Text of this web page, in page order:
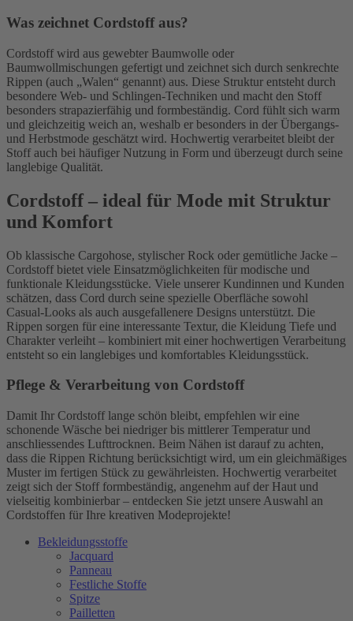
Was zeichnet Cordstoff aus?
Cordstoff wird aus gewebter Baumwolle oder
Baumwollmischungen gefertigt und zeichnet sich durch senkrechte
Rippen (auch „Walen“ genannt) aus. Diese Struktur entsteht durch
besondere Web- und Schlingen-Techniken und macht den Stoff
besonders strapazierfähig und formbeständig. Cord fühlt sich warm
und gleichzeitig weich an, weshalb er besonders in der Übergangs-
und Herbstmode geschätzt wird. Hochwertig verarbeitet bleibt der
Stoff auch bei häufiger Nutzung in Form und überzeugt durch seine
langlebige Qualität.
Cordstoff – ideal für Mode mit Struktur
und Komfort
Ob klassische Cargohose, stylischer Rock oder gemütliche Jacke –
Cordstoff bietet viele Einsatzmöglichkeiten für modische und
funktionale Kleidungsstücke. Viele unserer Kundinnen und Kunden
schätzen, dass Cord durch seine spezielle Oberfläche sowohl
Casual-Looks als auch ausgefallenere Designs unterstützt. Die
Rippen sorgen für eine interessante Textur, die Kleidung Tiefe und
Charakter verleiht – kombiniert mit einer hochwertigen Verarbeitung
entsteht so ein langlebiges und komfortables Kleidungsstück.
Pflege & Verarbeitung von Cordstoff
Damit Ihr Cordstoff lange schön bleibt, empfehlen wir eine
schonende Wäsche bei niedriger bis mittlerer Temperatur und
anschliessendes Lufttrocknen. Beim Nähen ist darauf zu achten,
dass die Rippen Richtung berücksichtigt wird, um ein gleichmäßiges
Muster im fertigen Stück zu gewährleisten. Hochwertig verarbeitet
zeigt sich der Stoff formbeständig, angenehm auf der Haut und
vielseitig kombinierbar – entdecken Sie jetzt unsere Auswahl an
Cordstoffen für Ihre kreativen Modeprojekte!
Bekleidungsstoffe
Jacquard
Panneau
Festliche Stoffe
Spitze
Pailletten